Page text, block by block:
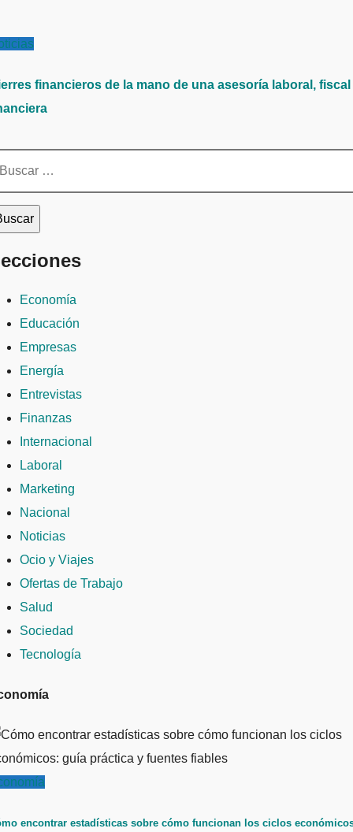
financieros de la mano de una asesoría laboral, fiscal
Economía
Educación
Empresas
Energía
Entrevistas
Finanzas
Internacional
Laboral
Marketing
Nacional
Noticias
Ocio y Viajes
Ofertas de Trabajo
Salud
Sociedad
Tecnología
encontrar estadísticas sobre cómo funcionan los ciclos